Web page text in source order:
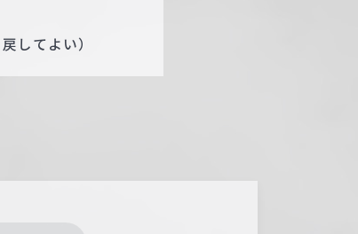
してよい）